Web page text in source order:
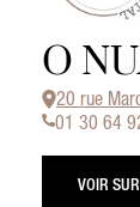
O
20 rue
01 30 64
VOIR